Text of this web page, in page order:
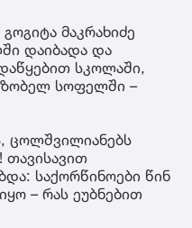
მაკრახიძე
დაიბადა და
სკოლაში,
სოფელში –
ცოლშვილიანებს
თავისავით
საქორწინოები წინ
– რას ეუბნებით